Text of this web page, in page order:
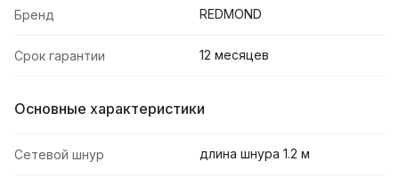
Бренд REDMOND
Срок гарантии 12 месяцев
Основные характеристики
Cетевой шнур длина шнура 1.2 м